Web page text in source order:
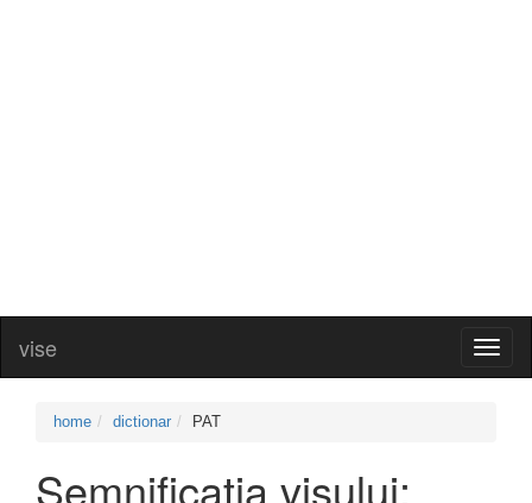
vise
home dictionar PAT
Semnificatia visului: